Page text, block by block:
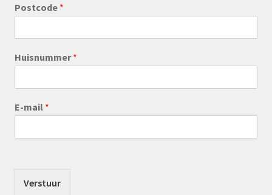
Postcode *
Huisnummer*
E-mail *
Verstuur